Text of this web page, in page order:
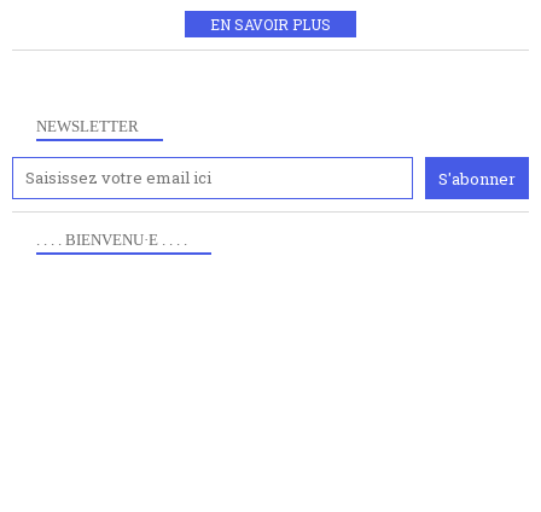
EN SAVOIR PLUS
NEWSLETTER
. . . . BIENVENU·E . . . .